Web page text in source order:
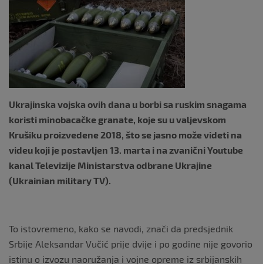
Ukrajinska vojska ovih dana u borbi sa ruskim snagama
koristi minobacačke granate, koje su u valjevskom
Кrušiku proizvedene 2018, što se jasno može videti na
videu koji je postavljen 13. marta i na zvanični Youtube
kanal Televizije Ministarstva odbrane Ukrajine
(Ukrainian military TV).
To istovremeno, kako se navodi, znači da predsjednik
Srbije Aleksandar Vučić prije dvije i po godine nije govorio
istinu o izvozu naoružanja i vojne opreme iz srbijanskih